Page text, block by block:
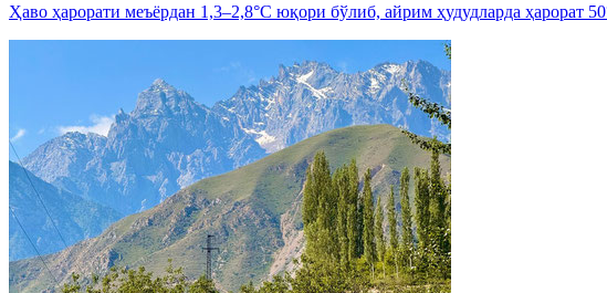
Ҳаво ҳарорати меъёрдан 1,3–2,8°C юқори бўлиб, айрим ҳудудларда ҳарорат